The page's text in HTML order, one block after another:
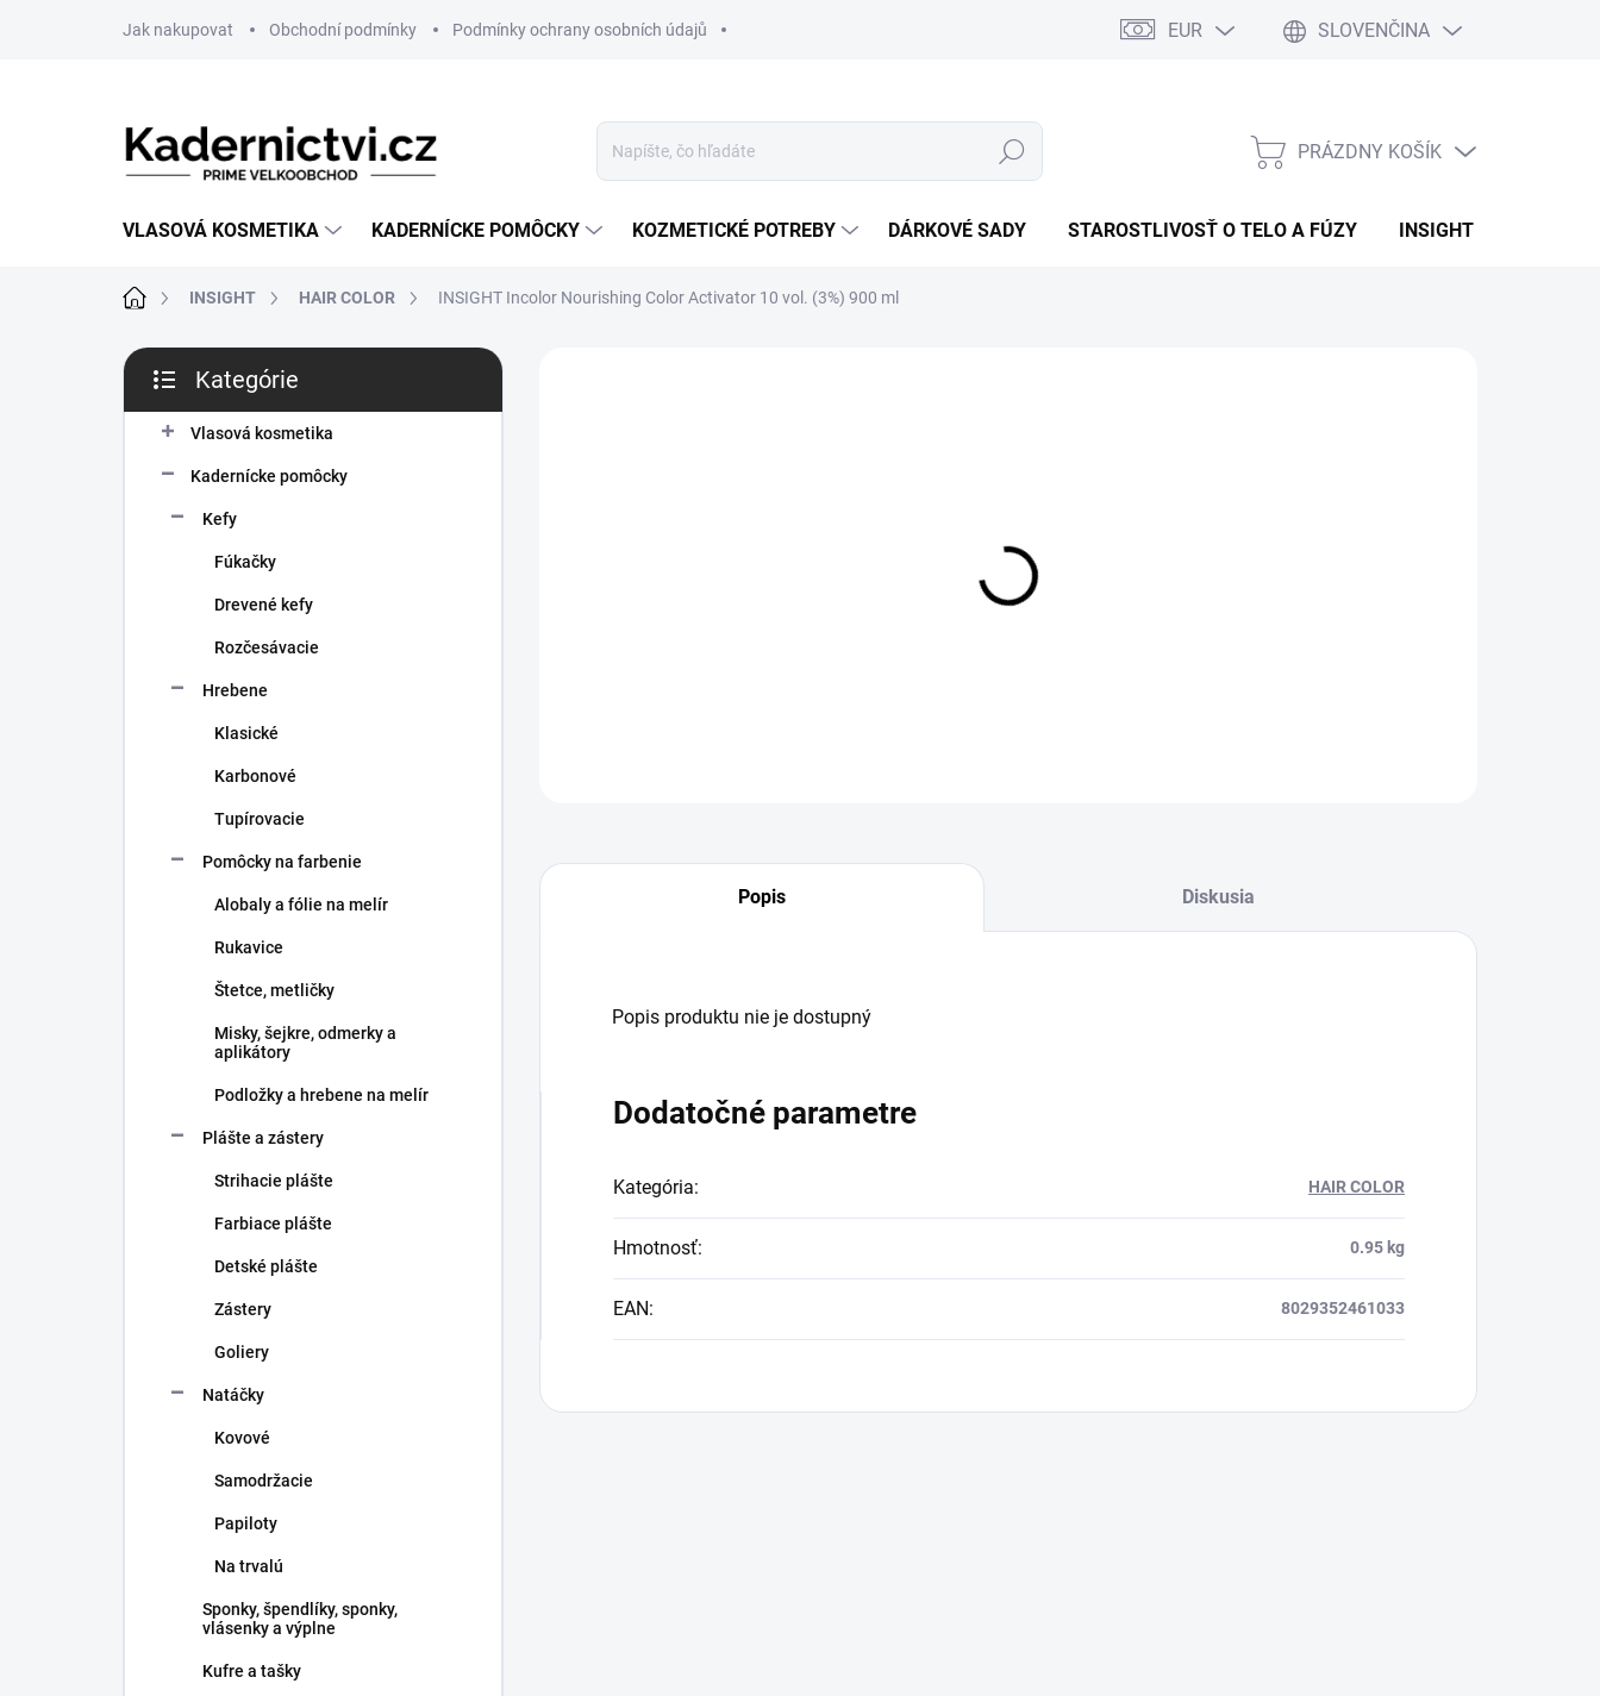
Jak nakupovat Obchodní podmínky Podmínky ochrany osobních údajů EUR SLOVENČINA
Hľadať
NÁKUPNÝ
PRÁZDNY KOŠÍK
VLASOVÁ KOSMETIKA KADERNÍCKE POMÔCKY KOZMETICKÉ POTREBY DÁRKOVÉ SADY STAROSTLIVOSŤ O TELO A FÚZY INSIGHT
DomovINSIGHT HAIR COLOR INSIGHT Incolor Nourishing Color Activator 10 vol. (3%) 900 ml
B
č
kategórie
Kategórie
Vlasová kosmetika
Kadernícke pomôcky
Kefy
Fúkačky
Drevené kefy
Rozčesávacie
Hrebene
Klasické
Karbonové
Tupírovacie
Pomôcky na farbenie
Alobaly a fólie na melír
Rukavice
Štetce, metličky
Misky, šejkre, odmerky a
aplikátory
Podložky a hrebene na melír
Plášte a zástery
Strihacie plášte
Farbiace plášte
Detské plášte
Zástery
Goliery
Natáčky
Kovové
Samodržacie
Papiloty
Na trvalú
Sponky, špendlíky, sponky,
vlásenky a výplne
Kufre a tašky
DO:
12.08.2026
Popis Diskusia
Popis produktu nie je dostupný
Dodatočné parametre
Kategória: HAIR COLOR
Hmotnosť: 0.95 kg
EAN: 8029352461033